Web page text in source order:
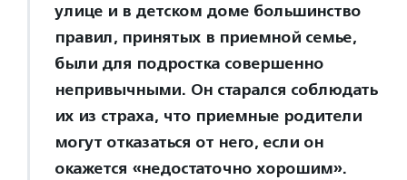
улице и в детском доме большинство
правил, принятых в приемной семье,
были для подростка совершенно
непривычными. Он старался соблюдать
их из страха, что приемные родители
могут отказаться от него, если он
окажется «недостаточно хорошим».